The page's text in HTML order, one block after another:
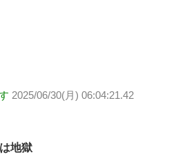
2025/06/30(月) 06:04:21.42
地獄